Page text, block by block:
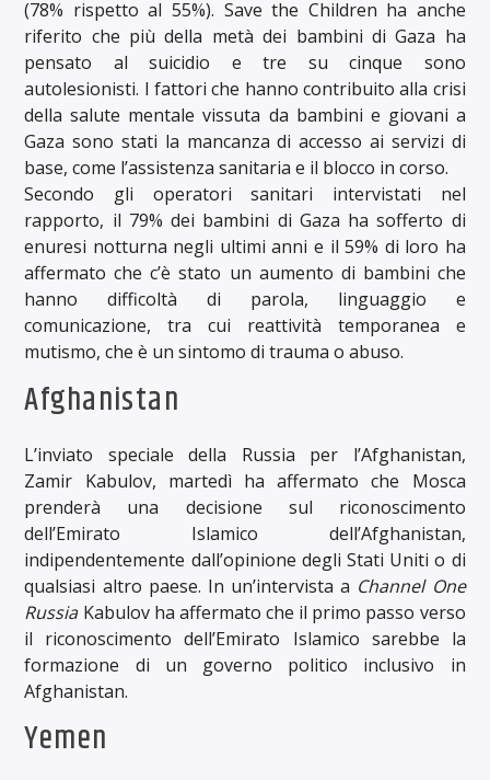
(78% rispetto al 55%). Save the Children ha anche
riferito che più della metà dei bambini di Gaza ha
pensato al suicidio e tre su cinque sono
autolesionisti. I fattori che hanno contribuito alla crisi
della salute mentale vissuta da bambini e giovani a
Gaza sono stati la mancanza di accesso ai servizi di
base, come l’assistenza sanitaria e il blocco in corso.
Secondo gli operatori sanitari intervistati nel
rapporto, il 79% dei bambini di Gaza ha sofferto di
enuresi notturna negli ultimi anni e il 59% di loro ha
affermato che c’è stato un aumento di bambini che
hanno difficoltà di parola, linguaggio e
comunicazione, tra cui reattività temporanea e
mutismo, che è un sintomo di trauma o abuso.
Afghanistan
L’inviato speciale della Russia per l’Afghanistan,
Zamir Kabulov, martedì ha affermato che Mosca
prenderà una decisione sul riconoscimento
dell’Emirato Islamico dell’Afghanistan,
indipendentemente dall’opinione degli Stati Uniti o di
qualsiasi altro paese. In un’intervista a Channel One
RussiaKabulov ha affermato che il primo passo verso
il riconoscimento dell’Emirato Islamico sarebbe la
formazione di un governo politico inclusivo in
Afghanistan.
Yemen